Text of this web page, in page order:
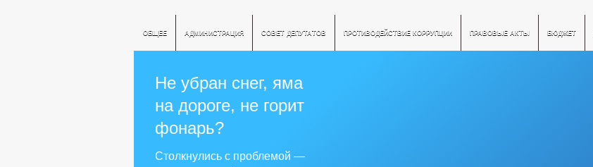
ОБЩЕЕ АДМИНИСТРАЦИЯ СОВЕТ ДЕПУТАТОВ ПРОТИВОДЕЙСТВИЕ КОРРУПЦИИ ПРАВОВЫЕ АКТЫ БЮДЖЕТ
Не убран снег, яма
на дороге, не горит
фонарь?
Столкнулись с проблемой —